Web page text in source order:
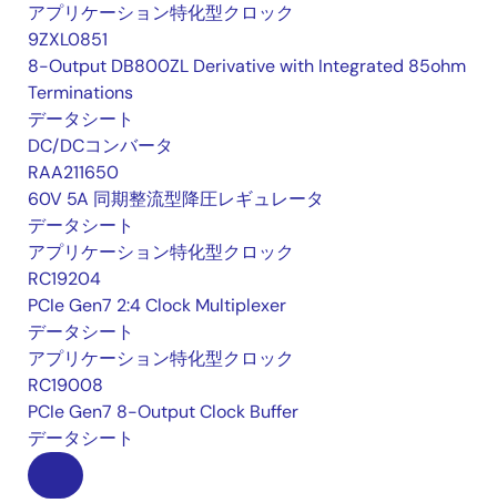
アプリケーション特化型クロック
9ZXL0851
8-Output DB800ZL Derivative with Integrated 85ohm
Terminations
データシート
DC/DCコンバータ
RAA211650
60V 5A 同期整流型降圧レギュレータ
データシート
アプリケーション特化型クロック
RC19204
PCIe Gen7 2:4 Clock Multiplexer
データシート
アプリケーション特化型クロック
RC19008
PCIe Gen7 8-Output Clock Buffer
データシート